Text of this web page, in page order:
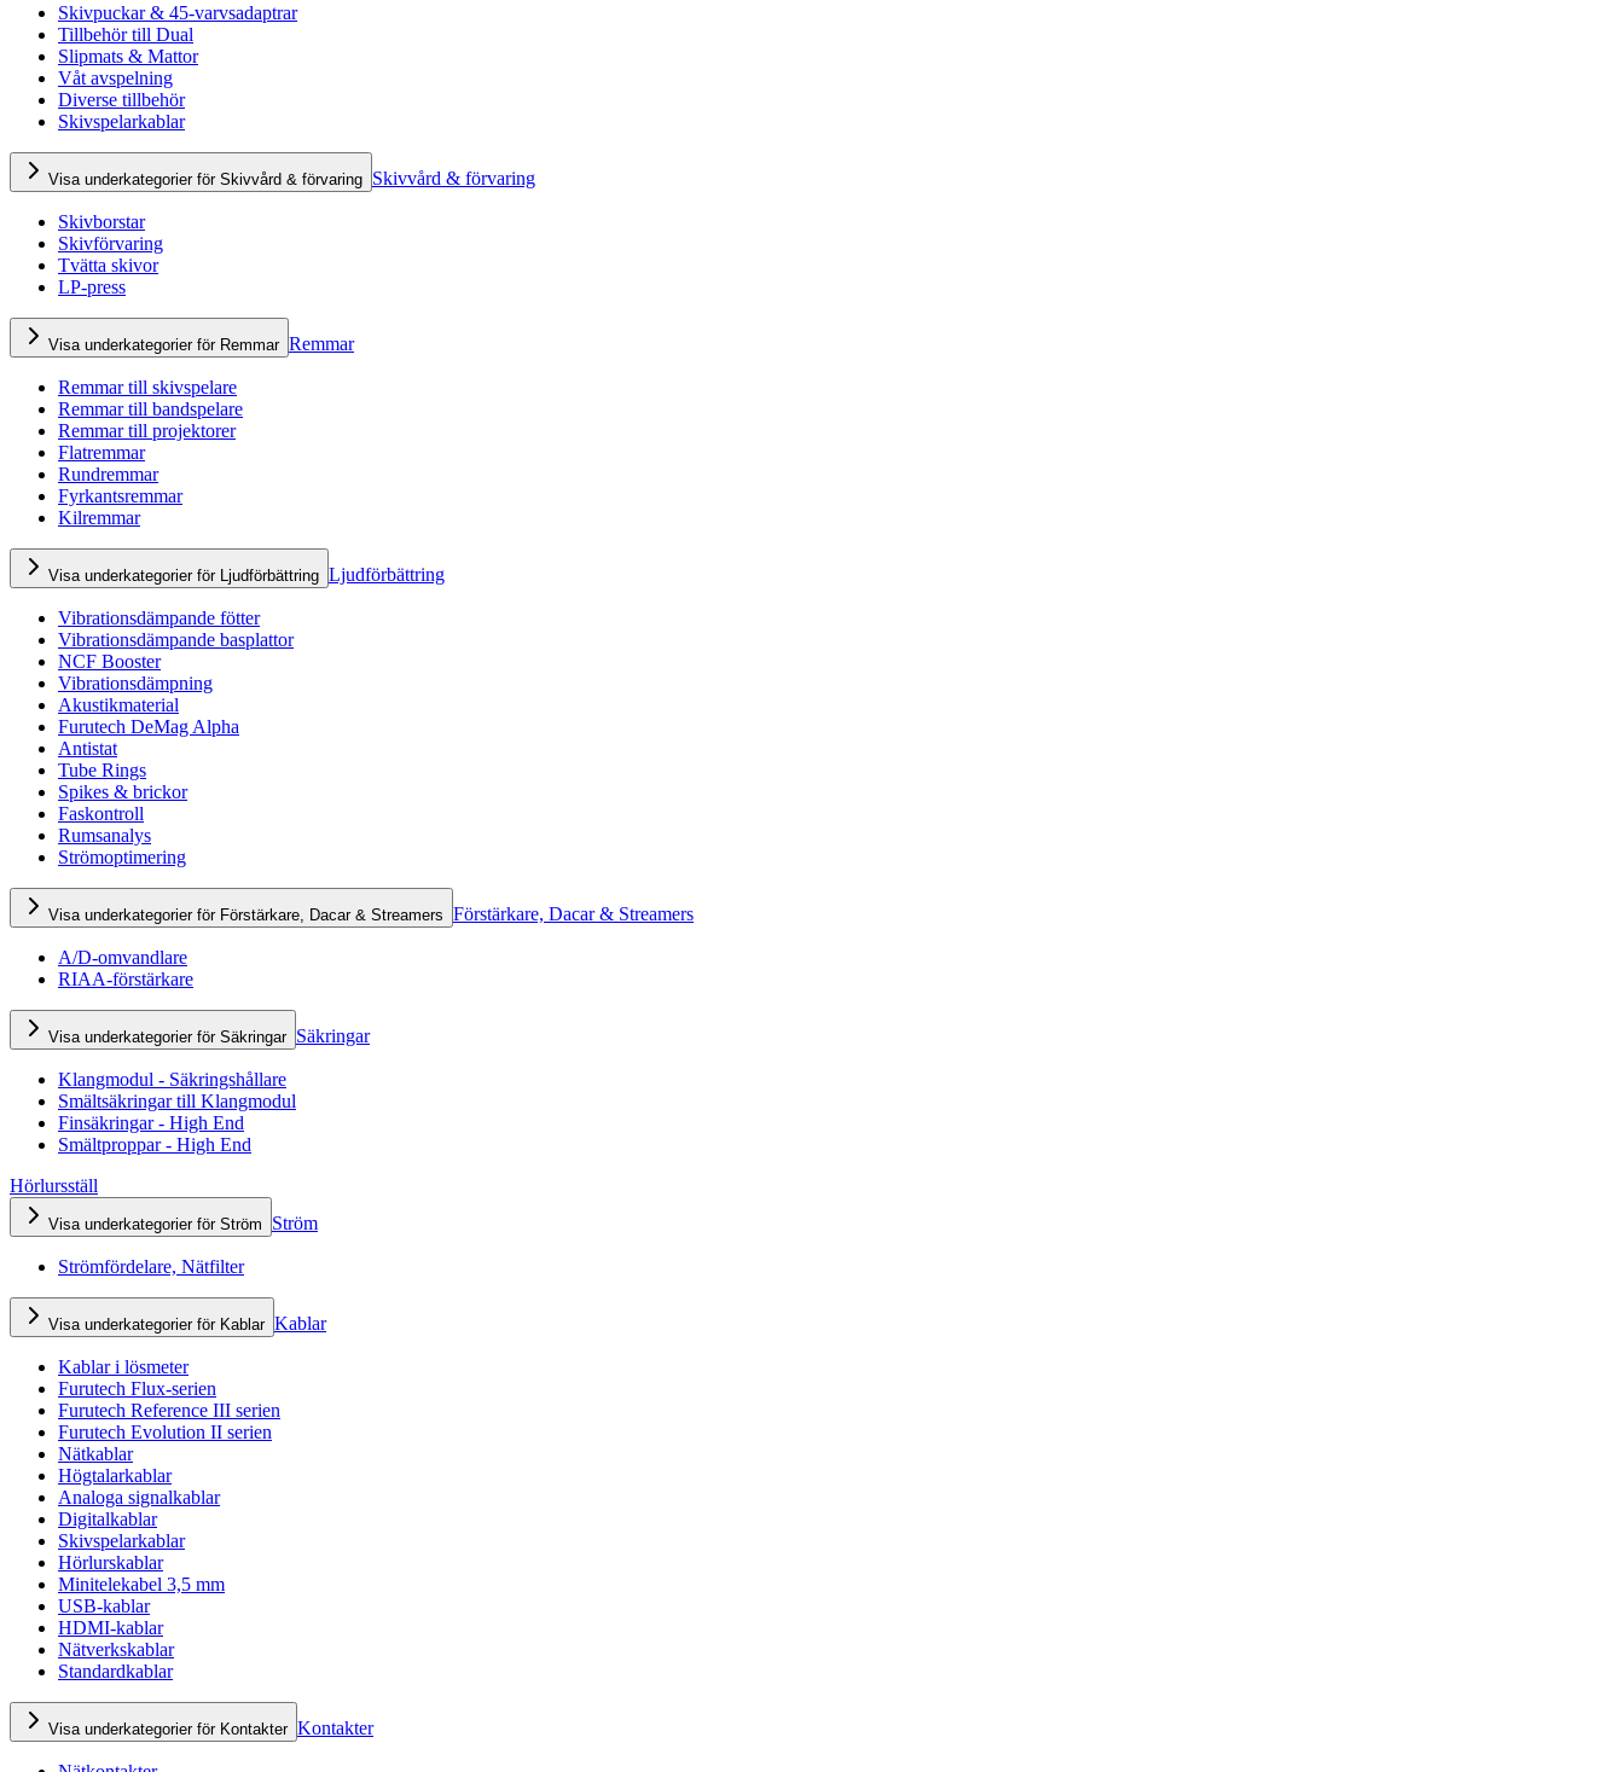
Skivpuckar & 45-varvsadaptrar
Tillbehör till Dual
Slipmats & Mattor
Våt avspelning
Diverse tillbehör
Skivspelarkablar
Visa underkategorier för Skivvård & förvaring Skivvård & förvaring
Skivborstar
Skivförvaring
Tvätta skivor
LP-press
Visa underkategorier för Remmar Remmar
Remmar till skivspelare
Remmar till bandspelare
Remmar till projektorer
Flatremmar
Rundremmar
Fyrkantsremmar
Kilremmar
Visa underkategorier för Ljudförbättring Ljudförbättring
Vibrationsdämpande fötter
Vibrationsdämpande basplattor
NCF Booster
Vibrationsdämpning
Akustikmaterial
Furutech DeMag Alpha
Antistat
Tube Rings
Spikes & brickor
Faskontroll
Rumsanalys
Strömoptimering
Visa underkategorier för Förstärkare, Dacar & Streamers Förstärkare, Dacar & Streamers
A/D-omvandlare
RIAA-förstärkare
Visa underkategorier för Säkringar Säkringar
Klangmodul - Säkringshållare
Smältsäkringar till Klangmodul
Finsäkringar - High End
Smältproppar - High End
Hörlursställ
Visa underkategorier för Ström Ström
Strömfördelare, Nätfilter
Visa underkategorier för Kablar Kablar
Kablar i lösmeter
Furutech Flux-serien
Furutech Reference III serien
Furutech Evolution II serien
Nätkablar
Högtalarkablar
Analoga signalkablar
Digitalkablar
Skivspelarkablar
Hörlurskablar
Minitelekabel 3,5 mm
USB-kablar
HDMI-kablar
Nätverkskablar
Standardkablar
Visa underkategorier för Kontakter Kontakter